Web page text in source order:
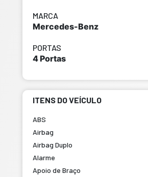
MARCA
Mercedes-Benz
PORTAS
4 Portas
ITENS DO VEÍCULO
ABS
Airbag
Airbag Duplo
Alarme
Apoio de Braço